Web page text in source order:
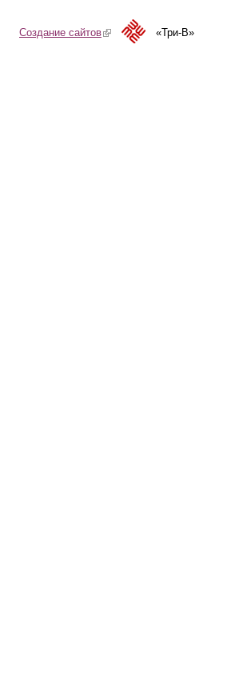
Создание сайтов(link is external)«Три-В»